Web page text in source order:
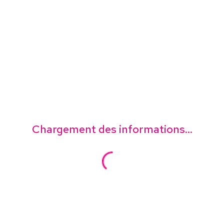
Chargement des informations...